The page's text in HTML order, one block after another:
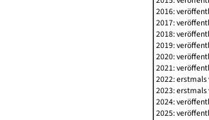
2016:
2017:
2018:
2019:
2020:
2021:
2022:
2023:
2024:
2025: